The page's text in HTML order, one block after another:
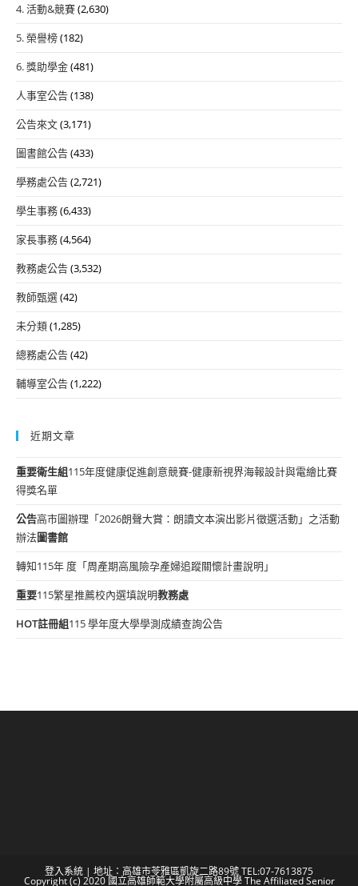
4. 活動&競賽(2,630)
5. 榮譽榜(182)
6. 獎助學金(481)
人事室公告(138)
公告來文(3,171)
圖書館公告(433)
學務處公告(2,721)
學生事務(6,433)
家長事務(4,564)
教務處公告(3,532)
教師甄選(42)
未分類(1,285)
總務處公告(42)
輔導室公告(1,222)
近期文章
重要衛生組115年度健康促進創意競賽-健康新視界海報設計與電繪比賽
得獎名單
公告高市圖辦理「2026朗聲大賞：朗讀文本演出影片徵選活動」之活動
辦法圖書館
轉知115年 度「周產期高風險孕產婦追蹤關懷計畫說明」
重要115繁星推薦校內選填說明教務處
HOT註冊組115 學年度大學學測成績查詢公告
登入系統 | 地址：高雄市苓雅區凱旋二路89號 TEL:07-7613875
Copyright (c) 2020 國立高雄師範大學附屬高級中學 The Affiliated Senior